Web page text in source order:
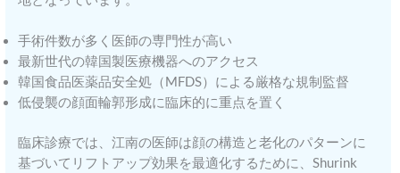
手術件数が多く医師の専門性が高い
最新世代の韓国製医療機器へのアクセス
韓国食品医薬品安全処（MFDS）による厳格な規制監督
低侵襲の顔面輪郭形成に臨床的に重点を置く
臨床診療では、江南の医師は顔の構造と老化のパターンに
基づいてリフトアップ効果を最適化するために、Shurink